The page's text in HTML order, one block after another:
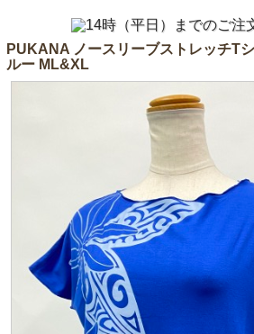
PUKANA ノースリーブストレッチT
ルー ML&XL